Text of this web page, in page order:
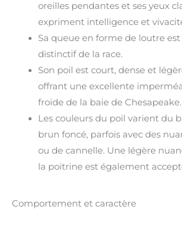
oreilles pendantes et ses yeux
expriment intelligence et
Sa queue en forme de loutre
distinctif de la race.
Son poil est court, dense et
offrant une excellente
froide de la baie de Chesapeake.
Les couleurs du poil varient du
brun foncé, parfois avec des
ou de cannelle. Une légère
la poitrine est également
Comportement et caractère